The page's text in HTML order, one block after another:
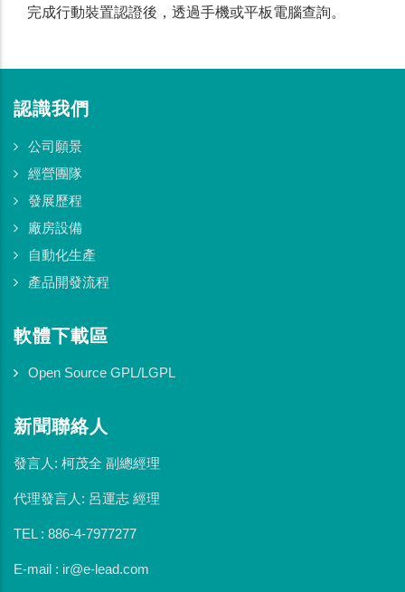
完成行動裝置認證後，透過手機或平板電腦查詢。
認識我們
公司願景
經營團隊
發展歷程
廠房設備
自動化生產
產品開發流程
軟體下載區
Open Source GPL/LGPL
新聞聯絡人
發言人: 柯茂全 副總經理
代理發言人: 呂運志 經理
TEL : 886-4-7977277
E-mail : ir@e-lead.com